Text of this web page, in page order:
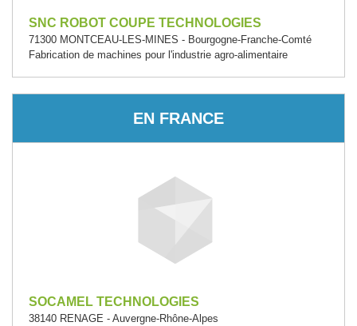
SNC ROBOT COUPE TECHNOLOGIES
71300 MONTCEAU-LES-MINES - Bourgogne-Franche-Comté
Fabrication de machines pour l'industrie agro-alimentaire
EN FRANCE
SOCAMEL TECHNOLOGIES
38140 RENAGE - Auvergne-Rhône-Alpes